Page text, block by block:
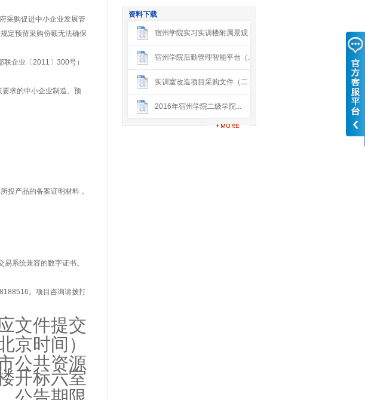
采购促进中小企业发展管
定预留采购份额无法确保
企业〔2011〕300号）
求的中小企业制造。预
投产品的备案证明材料，
系统兼容的数字证书。
。项目咨询请拨打
文件提交
京时间）
公共资源
开标六室
资料下载
宿州学院实习实训楼附属景观...
宿州学院后勤管理智能平台（...
实训室改造项目采购文件（二...
2016年宿州学院二级学院...